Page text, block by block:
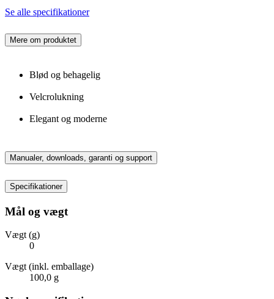
Se alle specifikationer
Mere om produktet
Blød og behagelig
Velcrolukning
Elegant og moderne
Manualer, downloads, garanti og support
Specifikationer
Mål og vægt
Vægt (g)
0
Vægt (inkl. emballage)
100,0 g